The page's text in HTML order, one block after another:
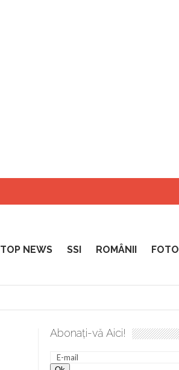
TOP NEWS SSI ROMÂNII
duminică de Elena Solunca Moise
Abonați-vă Aici!